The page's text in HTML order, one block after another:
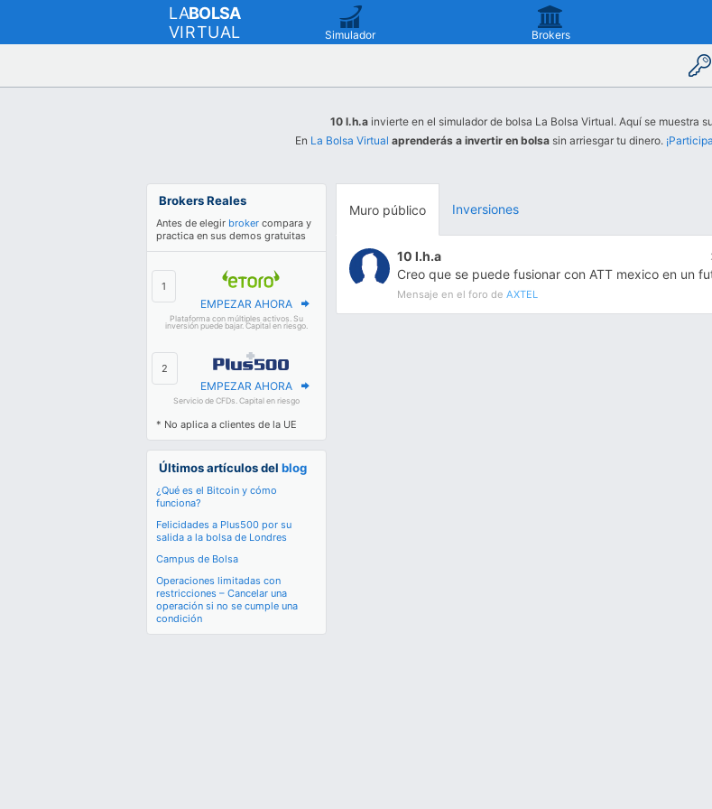
LABOLSA
VIRTUAL
Simulador Brokers
10 l.h.ainvierte en el simulador de bolsa La Bolsa Virtual. Aquí se muestra
En La Bolsa Virtual aprenderás a invertir en bolsa sin arriesgar tu dinero.
Brokers Reales
Antes de elegir broker compara y
practica en sus demos gratuitas
EMPEZAR AHORA
Plataforma con múltiples activos. Su
inversión puede bajar. Capital en riesgo.
EMPEZAR AHORA
Servicio de CFDs. Capital en riesgo
* No aplica a clientes de la UE
Últimos artículos delblog
¿Qué es el Bitcoin y cómo
funciona?
Felicidades a Plus500 por su
salida a la bolsa de Londres
Campus de Bolsa
Operaciones limitadas con
restricciones – Cancelar una
operación si no se cumple una
condición
Muro público Inversiones
10 l.h.a
Creo que se puede fusionar con ATT mexico en un
Mensaje en el foro deAXTEL